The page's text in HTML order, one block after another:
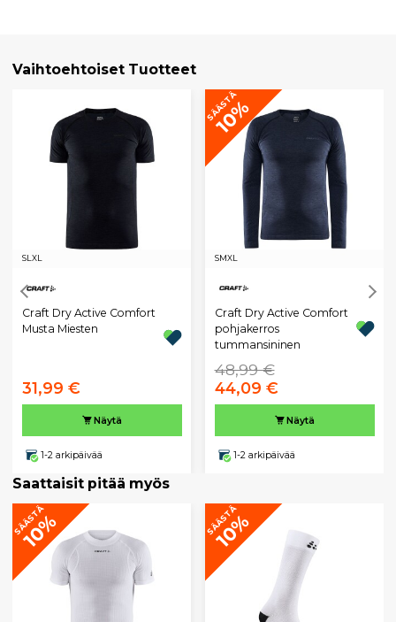
Vaihtoehtoiset Tuotteet
SL XL
Craft Dry Active Comfort
Musta Miesten
31,99 €
Näytä
1-2 arkipäivää
SÄÄSTÄ
10%
SMXL
Craft Dry Active Comfort
pohjakerros
tummansininen
48,99 €
44,09 €
Näytä
1-2 arkipäivää
Saattaisit pitää myös
SÄÄSTÄ
10% SÄÄSTÄ
10%